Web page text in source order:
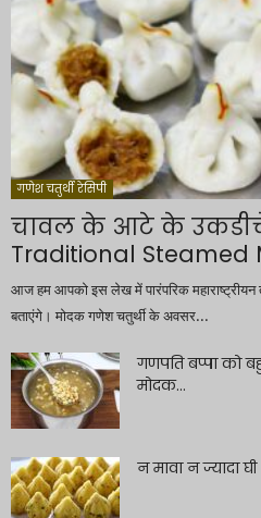
गणेश चतुर्थी रेसिपी
चावल के आटे के
Traditional Steamed
आज हम आपको इस लेख में पारंपरिक
बताएंगे। मोदक गणेश चतुर्थी के अवसर...
गणपति बप्पा को
मोदक...
न मावा न ज्यादा